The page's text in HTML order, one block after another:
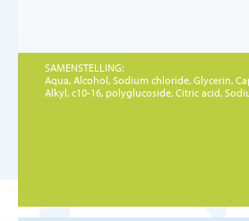
SAMENSTELLING:
Aqua, Alcohol, Sodium chloride, Glycerin,
Alkyl, c10-16, polyglucoside, Citric acid,